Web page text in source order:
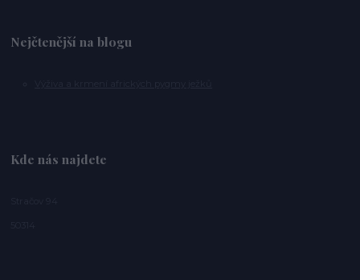
Nejčtenější na blogu
Kde nás najdete